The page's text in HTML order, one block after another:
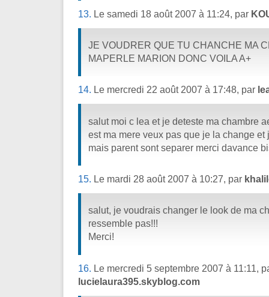
13. Le samedi 18 août 2007 à 11:24, par
JE VOUDRER QUE TU CHANCHE MA
MAPERLE MARION DONC VOILA A+
14. Le mercredi 22 août 2007 à 17:48, par
salut moi c lea et je deteste ma chambre
est ma mere veux pas que je la change et
mais parent sont separer merci davance
15. Le mardi 28 août 2007 à 10:27, par
salut, je voudrais changer le look de ma
ressemble pas!!!
Merci!
16. Le mercredi 5 septembre 2007 à 11:11,
lucielaura395.skyblog.com